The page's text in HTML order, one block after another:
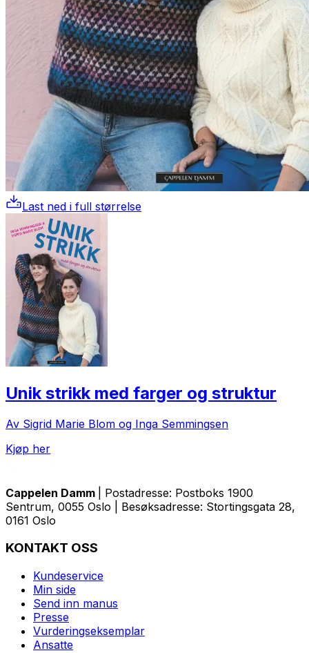
Last ned i full størrelse
Unik strikk med farger og struktur
Av Sigrid Marie Blom og Inga Semmingsen
Kjøp her
Cappelen Damm
| Postadresse: Postboks 1900
Sentrum, 0055 Oslo | Besøksadresse: Stortingsgata 28,
0161 Oslo
KONTAKT OSS
Kundeservice
Min side
Send inn manus
Presse
Vurderingseksemplar
Ansatte